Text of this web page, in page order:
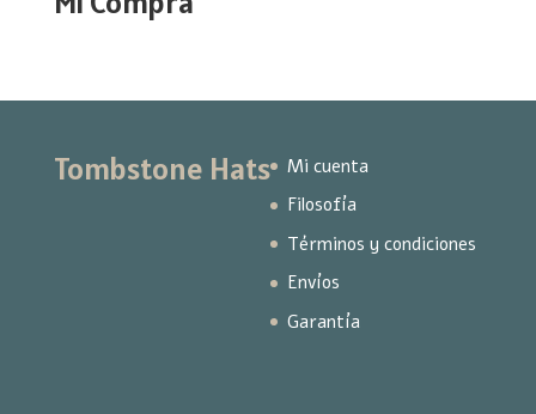
Tombstone Hats
Mi cuenta
Filosofía
Términos y condiciones
Envíos
Garantía